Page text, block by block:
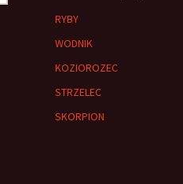
RYBY
WODNIK
KOZIOROZEC
STRZELEC
SKORPION